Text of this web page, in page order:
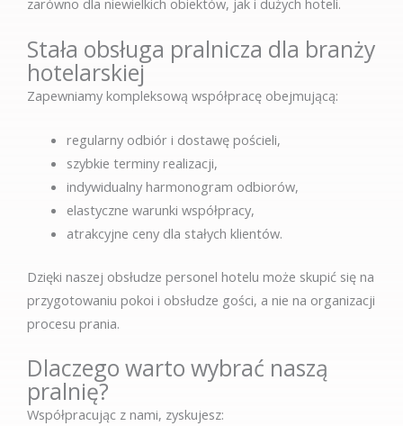
zarówno dla niewielkich obiektów, jak i dużych hoteli.
Stała obsługa pralnicza dla branży
hotelarskiej
Zapewniamy kompleksową współpracę obejmującą:
regularny odbiór i dostawę pościeli,
szybkie terminy realizacji,
indywidualny harmonogram odbiorów,
elastyczne warunki współpracy,
atrakcyjne ceny dla stałych klientów.
Dzięki naszej obsłudze personel hotelu może skupić się na
przygotowaniu pokoi i obsłudze gości, a nie na organizacji
procesu prania.
Dlaczego warto wybrać naszą
pralnię?
Współpracując z nami, zyskujesz: